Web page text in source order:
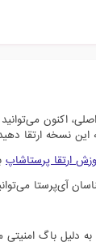
از انتشار نسخه 1.6.1.23
نسخه ارتقا
ارتقا پرستاشاپ
آی‌پرستا